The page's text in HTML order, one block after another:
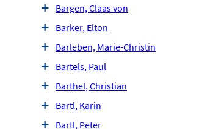
Bargen, Claas von
Barker, Elton
Barleben, Marie-Christin
Bartels, Paul
Barthel, Christian
Bartl, Karin
Bartl, Peter